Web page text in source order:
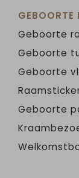
GEBOORTE
Geboorte
Geboorte
Geboorte
Geboorte